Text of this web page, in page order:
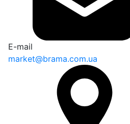
E-mail
market@brama.com.ua